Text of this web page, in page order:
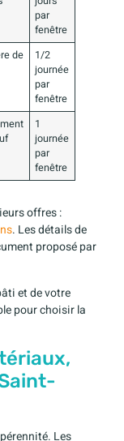
par
fenêtre
de
1/2
journée
par
fenêtre
1
journée
par
fenêtre
offres :
. Les détails de
proposé par
et de votre
pour choisir la
Les